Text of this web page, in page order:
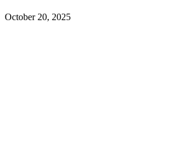
October 20, 2025